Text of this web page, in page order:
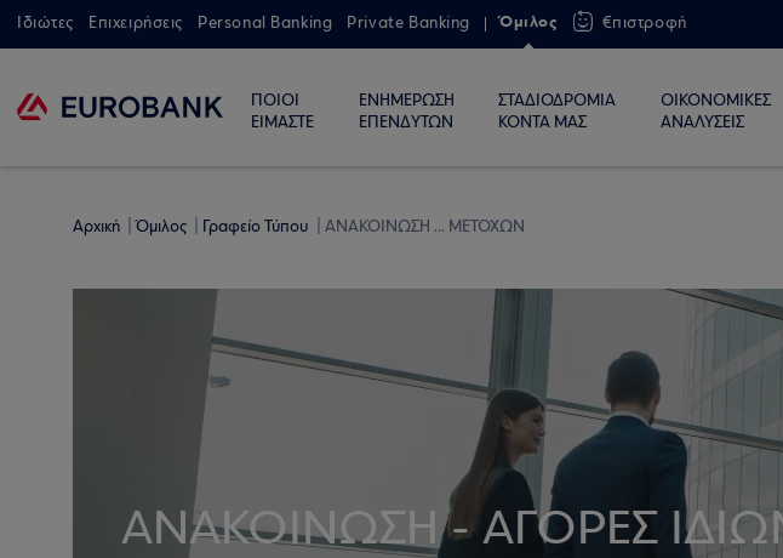
Ιδιώτες Επιχειρήσεις Personal Banking Private Banking Όμιλος €πιστροφή
ΠΟΙΟΙ
ΕΙΜΑΣΤΕ
ΕΝΗΜΕΡΩΣΗ
ΕΠΕΝΔΥΤΩΝ
ΣΤΑΔΙΟΔΡΟΜΙΑ
ΚΟΝΤΑ ΜΑΣ
ΟΙΚΟΝΟΜΙΚΕΣ
ΑΝΑΛΥΣΕΙΣ
Αρχική Όμιλος Γραφείο Τύπου ΑΝΑΚΟΙΝΩΣΗ ... ΜΕΤΟΧΩΝ
ΑΝΑΚΟΙΝΩΣΗ - ΑΓΟΡΕΣ